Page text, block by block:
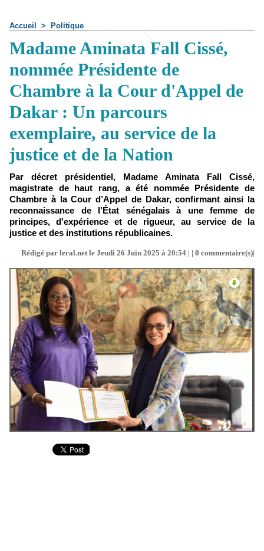
Accueil > Politique
Madame Aminata Fall Cissé,
nommée Présidente de
Chambre à la Cour d'Appel de
Dakar : Un parcours
exemplaire, au service de la
justice et de la Nation
Par décret présidentiel, Madame Aminata Fall Cissé,
magistrate de haut rang, a été nommée Présidente de
Chambre à la Cour d’Appel de Dakar, confirmant ainsi la
reconnaissance de l’État sénégalais à une femme de
principes, d'expérience et de rigueur, au service de la
justice et des institutions républicaines.
Rédigé par leral.net le Jeudi 26 Juin 2025 à 20:54 | | 0 commentaire(s)|